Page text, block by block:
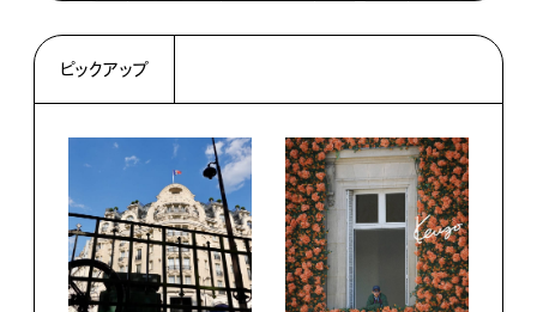
ピックアップ